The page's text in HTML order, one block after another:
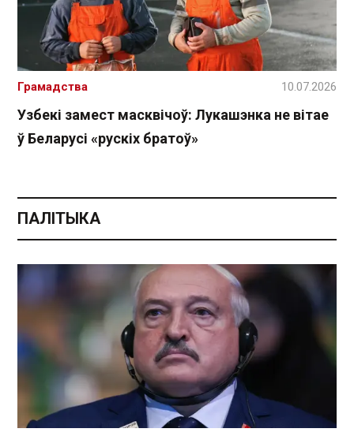
Узбекі замест масквічоў: Лукашэнка не вітае
ў Беларусі «рускіх братоў»
Грамадства 10.07.2026
ПАЛІТЫКА